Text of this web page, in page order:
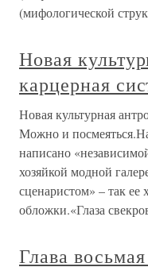
(мифологической
Новая
карцерная
Новая культурная
Можно и
написано
хозяйкой модной
сценаристом» – так ее
обложки.«Глаза
Глава